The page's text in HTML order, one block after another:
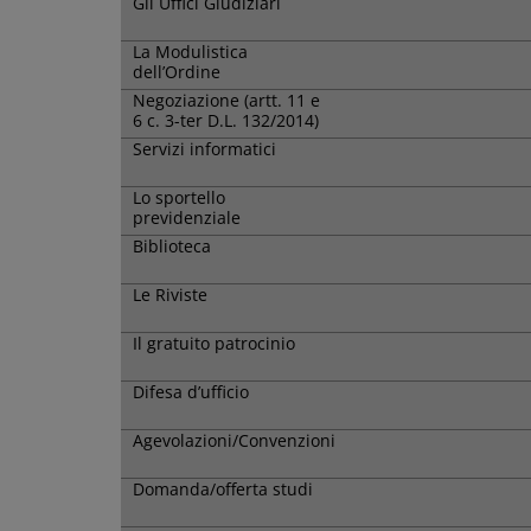
La Modulistica
dell’Ordine
Negoziazione (artt. 11 e
6 c. 3-ter D.L. 132/2014)
Servizi informatici
Lo sportello
previdenziale
Biblioteca
Le Riviste
Il gratuito patrocinio
Difesa d’ufficio
Agevolazioni/Convenzioni
Domanda/offerta studi